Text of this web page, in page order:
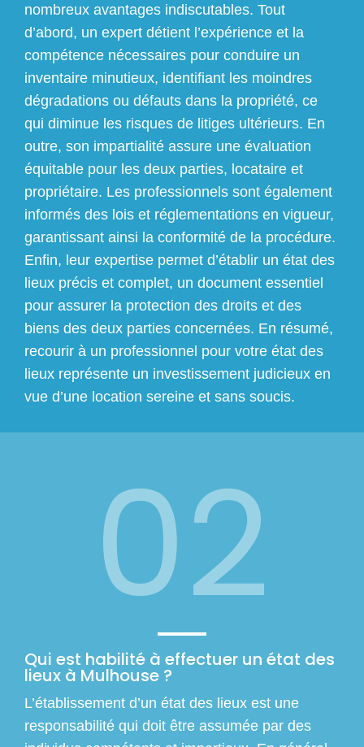
nombreux avantages indiscutables. Tout
d’abord, un expert détient l’expérience et la
compétence nécessaires pour conduire un
inventaire minutieux, identifiant les moindres
dégradations ou défauts dans la propriété, ce
qui diminue les risques de litiges ultérieurs. En
outre, son impartialité assure une évaluation
équitable pour les deux parties, locataire et
propriétaire. Les professionnels sont également
informés des lois et réglementations en vigueur,
garantissant ainsi la conformité de la procédure.
Enfin, leur expertise permet d’établir un état des
lieux précis et complet, un document essentiel
pour assurer la protection des droits et des
biens des deux parties concernées. En résumé,
recourir à un professionnel pour votre état des
lieux représente un investissement judicieux en
vue d’une location sereine et sans soucis.
02
Qui est habilité à effectuer un état des
lieux à Mulhouse ?
L’établissement d’un état des lieux est une
responsabilité qui doit être assumée par des